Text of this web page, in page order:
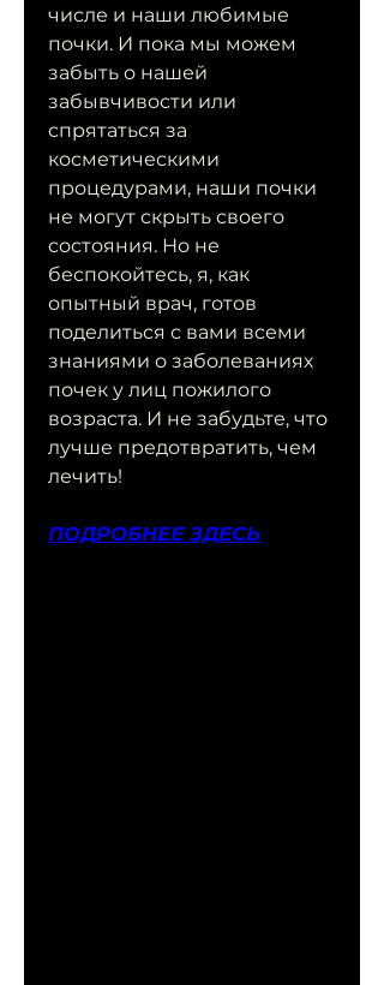
числе и наши любимые
почки. И пока мы можем
забыть о нашей
забывчивости или
спрятаться за
косметическими
процедурами, наши почки
не могут скрыть своего
состояния. Но не
беспокойтесь, я, как
опытный врач, готов
поделиться с вами всеми
знаниями о заболеваниях
почек у лиц пожилого
возраста. И не забудьте, что
лучше предотвратить, чем
лечить!
ПОДРОБНЕЕ ЗДЕСЬ